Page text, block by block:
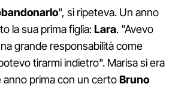
", si ripeteva. Un anno
la sua prima figlia:Lara. "Avevo
grande responsabilità come
tirarmi indietro". Marisa si era
anno prima con un certoBruno